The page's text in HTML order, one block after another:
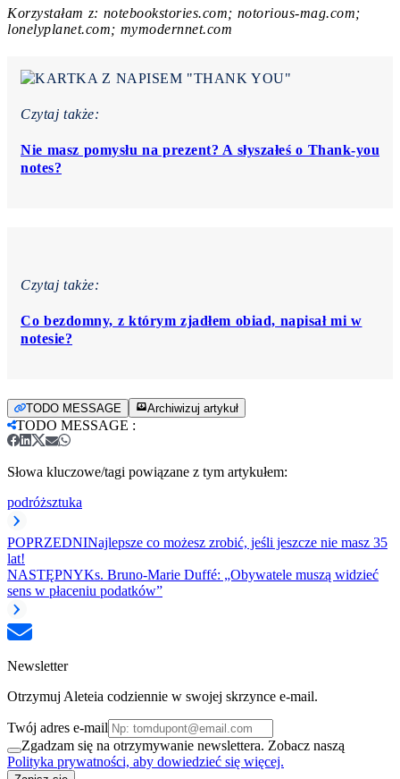
Korzystałam z: notebookstories.com; notorious-mag.com;
lonelyplanet.com; mymodernnet.com
Czytaj także:
Nie masz pomysłu na prezent? A słyszałeś o Thank-you
notes?
Czytaj także:
Co bezdomny, z którym zjadłem obiad, napisał mi w
notesie?
TODO MESSAGE Archiwizuj artykuł
TODO MESSAGE :
Słowa kluczowe/tagi powiązane z tym artykułem:
podróższtuka
POPRZEDNINajlepsze co możesz zrobić, jeśli jeszcze nie masz 35
lat!
NASTĘPNYKs. Bruno-Marie Duffé: „Obywatele muszą widzieć
sens w płaceniu podatków”
Newsletter
Otrzymuj Aleteia codziennie w swojej skrzynce e-mail.
Twój adres e-mail
Zgadzam się na otrzymywanie newslettera. Zobacz naszą
Polityka prywatności, aby dowiedzieć się więcej.